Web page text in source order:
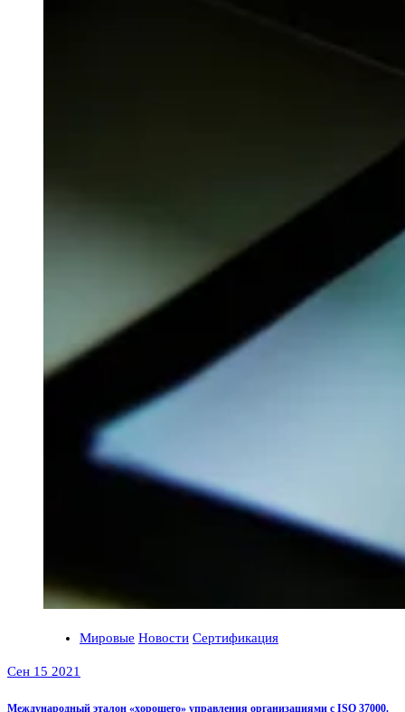
Мировые Новости Сертификация
Сен 15 2021
Международный эталон «хорошего» управления организациями с ISO 37000.